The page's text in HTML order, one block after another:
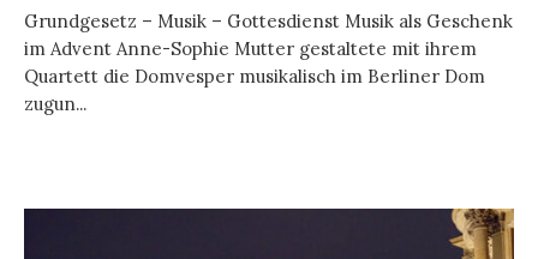
Grundgesetz – Musik – Gottesdienst Musik als Geschenk
im Advent Anne-Sophie Mutter gestaltete mit ihrem
Quartett die Domvesper musikalisch im Berliner Dom
zugun...